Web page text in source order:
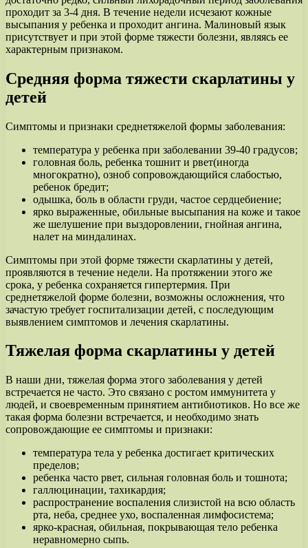
проходит за 3-4 дня. В течение недели исчезают кожные
высыпания у ребенка и проходит ангина. Малиновый язык
присутствует и при этой форме тяжести болезни, являясь ее
характерным признаком.
Средняя форма тяжести скарлатины у
детей
Симптомы и признаки среднетяжелой формы заболевания:
температура у ребенка при заболевании 39-40 градусов;
головная боль, ребенка тошнит и рвет(иногда
многократно), озноб сопровождающийся слабостью,
ребенок бредит;
одышка, боль в области груди, частое сердцебиение;
ярко выраженные, обильные высыпания на коже и такое
же шелушение при выздоровлении, гнойная ангина,
налет на миндалинах.
Симптомы при этой форме тяжести скарлатины у детей,
проявляются в течение недели. На протяжении этого же
срока, у ребенка сохраняется гипертермия. При
среднетяжелой форме болезни, возможны осложнения, что
зачастую требует госпитализации детей, с последующим
выявлением симптомов и лечения скарлатины.
Тяжелая форма скарлатины у детей
В наши дни, тяжелая форма этого заболевания у детей
встречается не часто. Это связано с ростом иммунитета у
людей, и своевременным принятием антибиотиков. Но все же
такая форма болезни встречается, и необходимо знать
сопровождающие ее симптомы и признаки:
температура тела у ребенка достигает критических
пределов;
ребенка часто рвет, сильная головная боль и тошнота;
галлюцинации, тахикардия;
распространение воспаления слизистой на всю область
рта, неба, среднее ухо, воспаленная лимфосистема;
ярко-красная, обильная, покрывающая тело ребенка
неравномерно сыпь.